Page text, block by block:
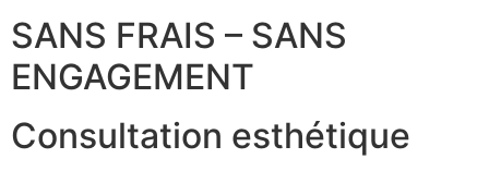
SANS FRAIS – SANS
ENGAGEMENT
Consultation esthétique